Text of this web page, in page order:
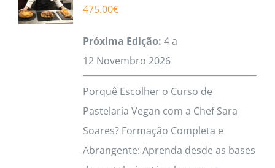
may
be
the
product
page
475.00€
Próxima Edição: 4 a
12 Novembro 2026
Porquê Escolher o Curso de
Pastelaria Vegan com a Chef Sara
Soares? Formação Completa e
Abrangente: Aprenda desde as bases